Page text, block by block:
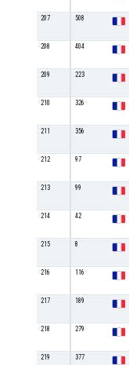
207 508
208 404
209 223
210 326
211 356
212 97
213 99
214 42
215 8
216 116
217 189
218 279
219 377